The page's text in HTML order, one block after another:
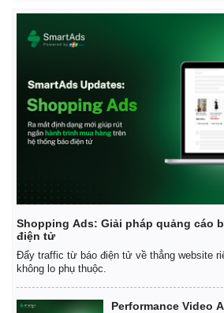
Shopping Ads: Giải pháp quảng cáo
điện tử
Đẩy traffic từ báo điện tử về thẳng website
không lo phụ thuộc.
Performance Video